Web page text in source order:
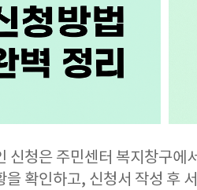
신청은 주민센터 복지창구에
을 확인하고, 신청서 작성 후